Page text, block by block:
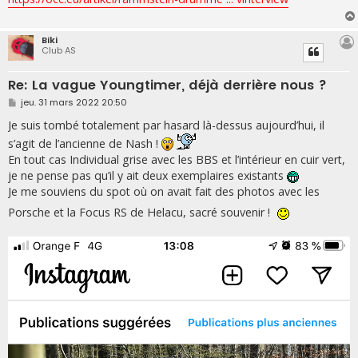
g
Biki
Club AS
Re: La vague Youngtimer, déjà derrière nous ?
M
e
s
s
a
g
e
jeu. 31 mars 2022 20:50
Je suis tombé totalement par hasard là-dessus aujourd’hui, il
s’agit de l’ancienne de Nash !
En tout cas Individual grise avec les BBS et l’intérieur en cuir vert,
je ne pense pas qu’il y ait deux exemplaires existants
Je me souviens du spot où on avait fait des photos avec les
Porsche et la Focus RS de Helacu, sacré souvenir !